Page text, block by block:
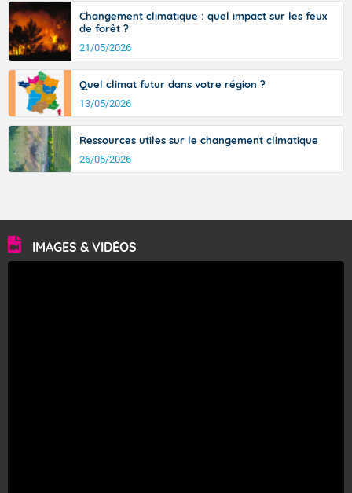
Changement climatique : quel impact sur les feux
de forêt ?
21/05/2026
Quel climat futur dans votre région ?
13/05/2026
Ressources utiles sur le changement climatique
26/05/2026
IMAGES & VIDÉOS